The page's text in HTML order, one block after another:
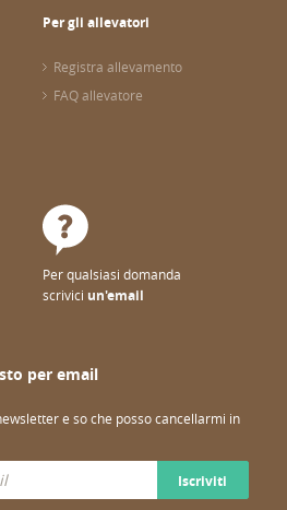
Per gli allevatori
Registra allevamento
FAQ allevatore
Per qualsiasi domanda
scrivici un'email
per email
e so che posso cancellarmi in
Iscriviti